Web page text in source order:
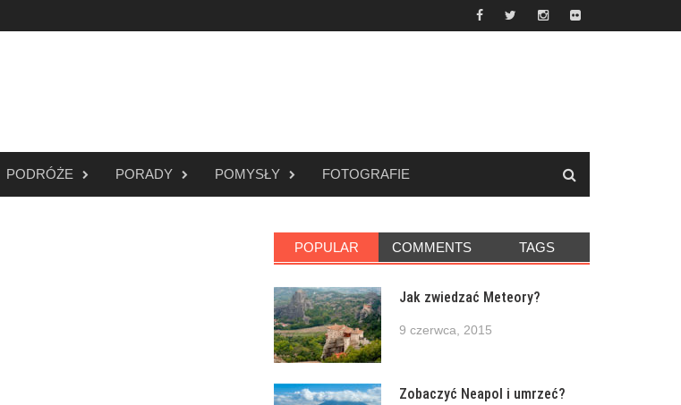
PODRÓŻE PORADY POMYSŁY FOTOGRAFIE
POPULAR COMMENTS TAGS
Jak zwiedzać Meteory?
9 czerwca, 2015
Zobaczyć Neapol i umrzeć?